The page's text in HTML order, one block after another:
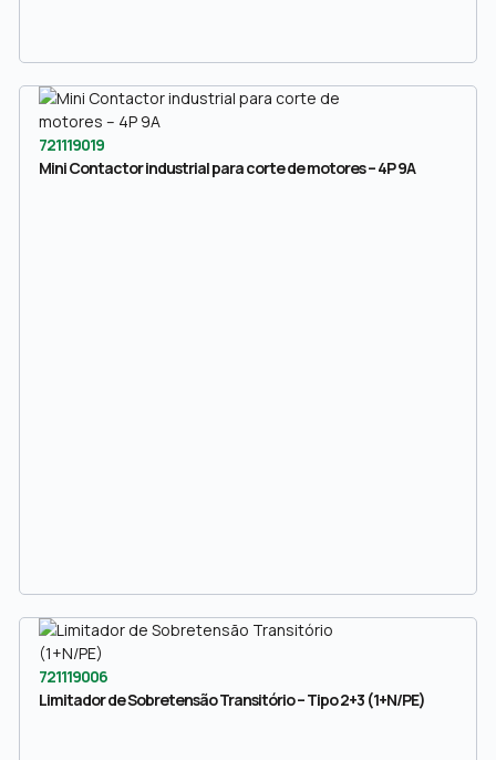
721119019
Mini Contactor industrial para corte de motores – 4P 9A
721119006
Limitador de Sobretensão Transitório – Tipo 2+3 (1+N/PE)